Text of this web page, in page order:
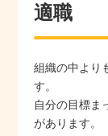
適職
組織の中より
す。
自分の目標ま
があります。